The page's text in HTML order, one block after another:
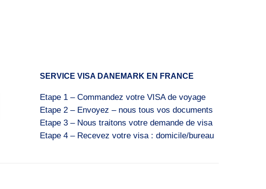
SERVICE VISA DANEMARK EN FRANCE
Etape 1 – Commandez votre VISA de voyage
Etape 2 – Envoyez – nous tous vos documents
Etape 3 – Nous traitons votre demande de visa
Etape 4 – Recevez votre visa : domicile/bureau